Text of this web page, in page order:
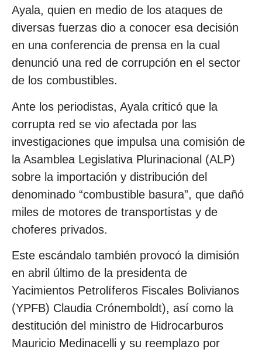
Ayala, quien en medio de los ataques de
diversas fuerzas dio a conocer esa decisión
en una conferencia de prensa en la cual
denunció una red de corrupción en el sector
de los combustibles.
Ante los periodistas, Ayala criticó que la
corrupta red se vio afectada por las
investigaciones que impulsa una comisión de
la Asamblea Legislativa Plurinacional (ALP)
sobre la importación y distribución del
denominado “combustible basura”, que dañó
miles de motores de transportistas y de
choferes privados.
Este escándalo también provocó la dimisión
en abril último de la presidenta de
Yacimientos Petrolíferos Fiscales Bolivianos
(YPFB) Claudia Crónemboldt), así como la
destitución del ministro de Hidrocarburos
Mauricio Medinacelli y su reemplazo por